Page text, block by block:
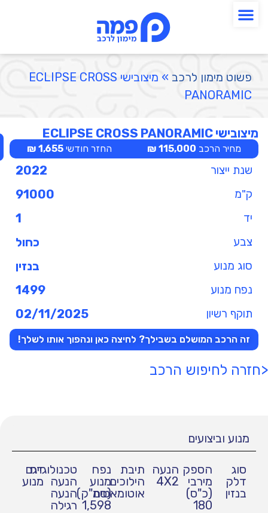
פשוט מימון לרכב »
מיצובישי ECLIPSE CROSS
PANORAMIC
מיצובישי ECLIPSE CROSS PANORAMIC
מחיר הרכב 115,000 ₪ החזר חודשי 1,655 ₪
שנת ייצור 2022
ק"מ 91000
יד 1
צבע כחול
סוג מנוע בנזין
נפח מנוע 1499
תוקף רשיון 02/11/2025
זה הרכב המושלם בשבילך? לחיצה כאן ונהפוך אותו לשלך!
<חזרה לחיפוש הרכב
מנוע וביצועים
סוג
דלק
בנזין
הספק
מירבי
(כ"ס)
180
הנעה
4X2
תיבת
הילוכים
אוטומאטית
נפח
מנוע
(סמ"ק)
1,598
טכנולוגיית
הנעה
הנעה
רגילה
דגם
מנוע